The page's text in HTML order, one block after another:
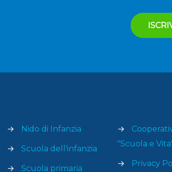
→ Nido di Infanzia
→ Scuola dell'infanzia
→ Scuola primaria
→
"Scuola e
→ Privacy